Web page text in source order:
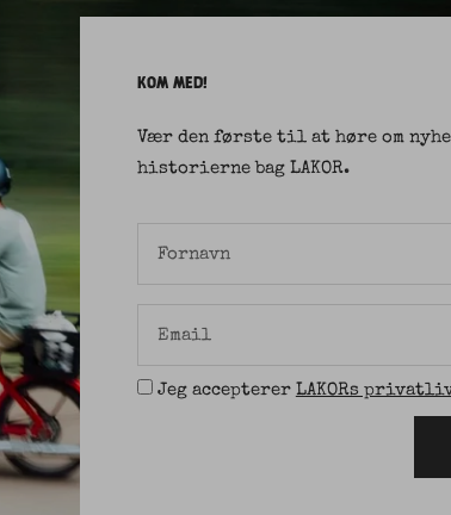
KOM MED!
Vær den første til at høre om
historierne bag LAKOR.
Fornavn
Email
Jeg accepterer LAKORs